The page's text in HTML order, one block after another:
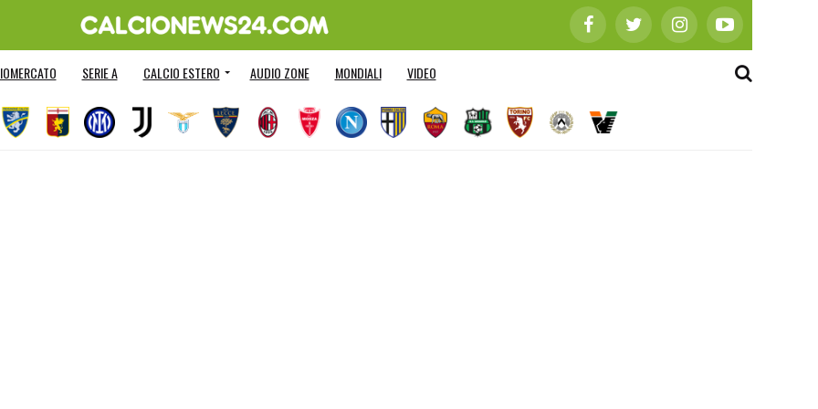
SERIE A CALCIO ESTERO AUDIO ZONE MONDIALI VIDEO